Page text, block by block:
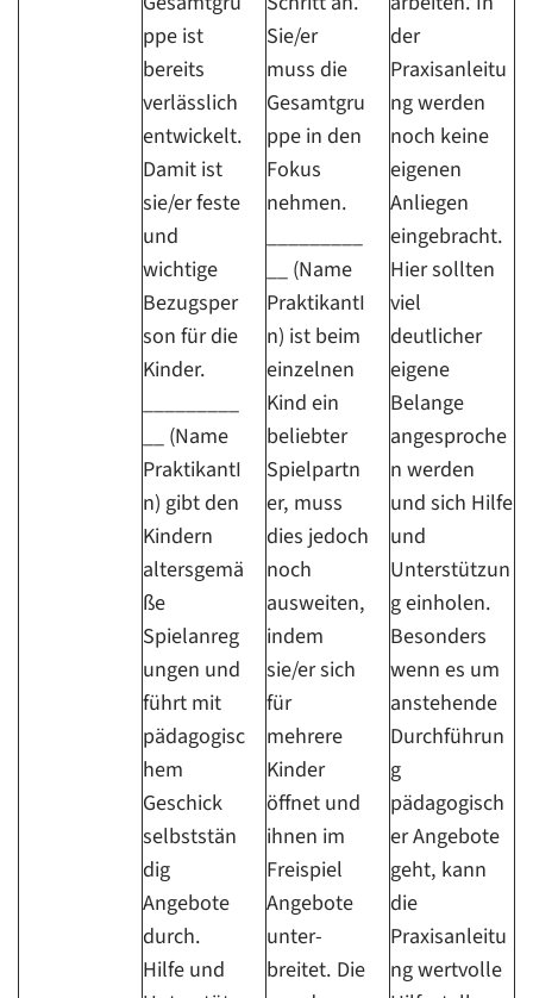
ppe ist
bereits
verlässlich
entwickelt.
Damit ist
sie/er feste
und
wichtige
Bezugsper
son für die
Kinder.
_________
__ (Name
PraktikantI
n) gibt den
Kindern
altersgemä
ße
Spielanreg
ungen und
führt mit
pädagogisc
hem
Geschick
selbststän
dig
Angebote
durch.
Hilfe und
Sie/er
muss die
Gesamtgru
ppe in den
Fokus
nehmen.
_________
__ (Name
PraktikantI
n) ist beim
einzelnen
Kind ein
beliebter
Spielpartn
er, muss
dies jedoch
noch
ausweiten,
indem
sie/er sich
für
mehrere
Kinder
öffnet und
ihnen im
Freispiel
Angebote
unter-
breitet. Die
der
Praxisanleitu
ng werden
noch keine
eigenen
Anliegen
eingebracht.
Hier sollten
viel
deutlicher
eigene
Belange
angesproche
n werden
und sich Hilfe
und
Unterstützun
g einholen.
Besonders
wenn es um
anstehende
Durchführun
g
pädagogisch
er Angebote
geht, kann
die
Praxisanleitu
ng wertvolle